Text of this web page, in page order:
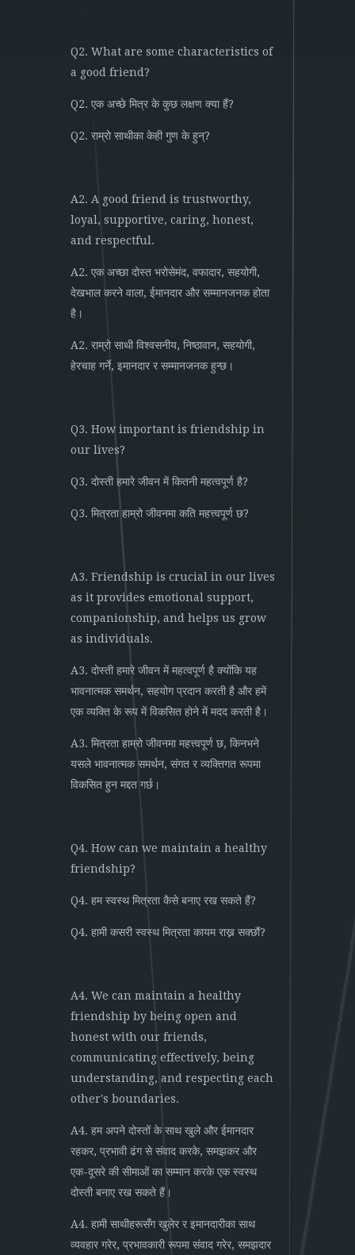
Q2. What are some characteristics of
a good friend?
Q2. एक अच्छे मित्र के कुछ लक्षण क्या हैं?
Q2. राम्रो साथीका केही गुण के हुन्?
A2. A good friend is trustworthy,
loyal, supportive, caring, honest,
and respectful.
A2. एक अच्छा दोस्त भरोसेमंद, वफादार, सहयोगी,
देखभाल करने वाला, ईमानदार और सम्मानजनक होता
है।
A2. राम्रो साथी विश्वसनीय, निष्ठावान, सहयोगी,
हेरचाह गर्ने, इमानदार र सम्मानजनक हुन्छ।
Q3. How important is friendship in
our lives?
Q3. दोस्ती हमारे जीवन में कितनी महत्वपूर्ण है?
Q3. मित्रता हाम्रो जीवनमा कति महत्त्वपूर्ण छ?
A3. Friendship is crucial in our lives
as it provides emotional support,
companionship, and helps us grow
as individuals.
A3. दोस्ती हमारे जीवन में महत्वपूर्ण है क्योंकि यह
भावनात्मक समर्थन, सहयोग प्रदान करती है और हमें
एक व्यक्ति के रूप में विकसित होने में मदद करती है।
A3. मित्रता हाम्रो जीवनमा महत्त्वपूर्ण छ, किनभने
यसले भावनात्मक समर्थन, संगत र व्यक्तिगत रूपमा
विकसित हुन मद्दत गर्छ।
Q4. How can we maintain a healthy
friendship?
Q4. हम स्वस्थ मित्रता कैसे बनाए रख सकते हैं?
Q4. हामी कसरी स्वस्थ मित्रता कायम राख्न सक्छौं?
A4. We can maintain a healthy
friendship by being open and
honest with our friends,
communicating effectively, being
understanding, and respecting each
other's boundaries.
A4. हम अपने दोस्तों के साथ खुले और ईमानदार
रहकर, प्रभावी ढंग से संवाद करके, समझकर और
एक-दूसरे की सीमाओं का सम्मान करके एक स्वस्थ
दोस्ती बनाए रख सकते हैं।
A4. हामी साथीहरूसँग खुलेर र इमानदारीका साथ
व्यवहार गरेर, प्रभावकारी रूपमा संवाद गरेर, समझदार